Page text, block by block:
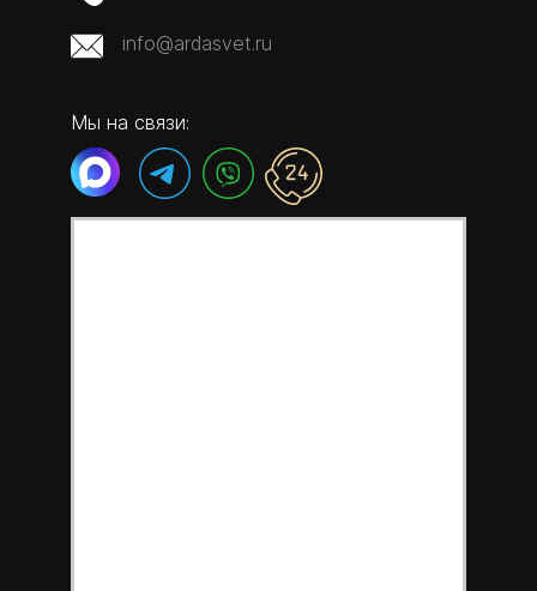
info@ardasvet.ru
Мы на связи: